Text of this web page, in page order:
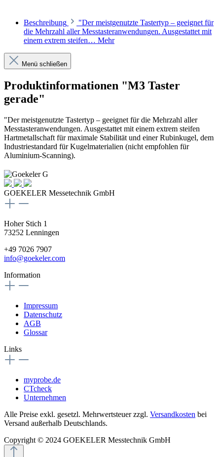
Beschreibung
"Der meistgenutzte Tastertyp – geeignet für
die Mehrzahl aller Messtasteranwendungen. Ausgestattet mit
einem extrem steifen… Mehr
Menü schließen
Produktinformationen "M3 Taster
gerade"
"Der meistgenutzte Tastertyp – geeignet für die Mehrzahl aller
Messtasteranwendungen. Ausgestattet mit einem extrem steifen
Hartmetallschaft für maximale Stabilität und einer Rubinkugel, dem
Industriestandard für Kugelmaterialien (nicht empfohlen für
Aluminium-Scanning).
GOEKELER Messetechnik GmbH
Hoher Stich 1
73252 Lenningen
+49 7026 7907
info@goekeler.com
Information
Impressum
Datenschutz
AGB
Glossar
Links
myprobe.de
CTcheck
Unternehmen
Alle Preise exkl. gesetzl. Mehrwertsteuer zzgl. Versandkosten bei
Versand außerhalb Deutschlands.
Copyright © 2024 GOEKELER Messtechnik GmbH